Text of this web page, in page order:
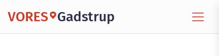
VORES Gadstrup